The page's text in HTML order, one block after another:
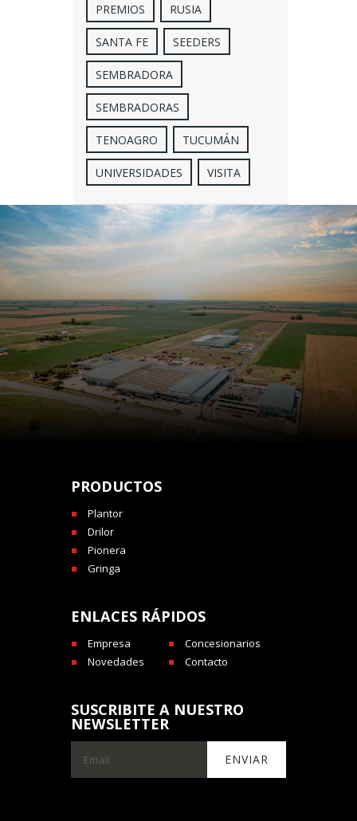
PREMIOS RUSIA
SANTA FE SEEDERS
SEMBRADORA
SEMBRADORAS
TENOAGRO TUCUMÁN
UNIVERSIDADES VISITA
PRODUCTOS
Plantor
Drilor
Pionera
Gringa
ENLACES RÁPIDOS
Empresa
Concesionarios
Novedades
Contacto
SUSCRIBITE A NUESTRO
NEWSLETTER